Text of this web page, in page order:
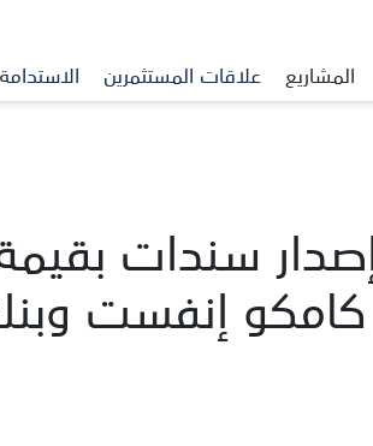
المشاريع علاقات المستثمرين الاستدامة
كامكو إنفست